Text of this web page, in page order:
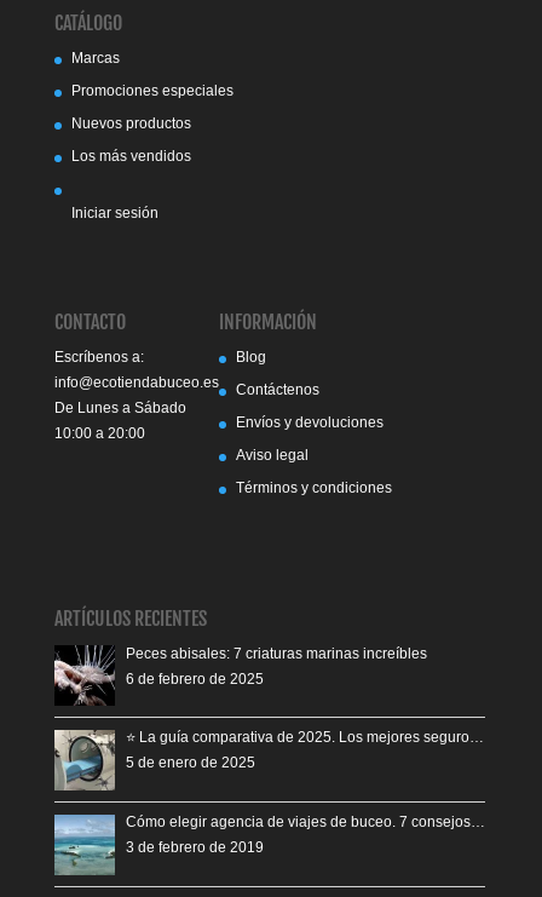
CATÁLOGO
Marcas
Promociones especiales
Nuevos productos
Los más vendidos
Iniciar sesión
CONTACTO
Escríbenos a:
info@ecotiendabuceo.es
De Lunes a Sábado
10:00 a 20:00
INFORMACIÓN
Blog
Contáctenos
Envíos y devoluciones
Aviso legal
Términos y condiciones
ARTÍCULOS RECIENTES
Peces abisales: 7 criaturas marinas increíbles
6 de febrero de 2025
⭐️ La guía comparativa de 2025. Los mejores seguro…
5 de enero de 2025
Cómo elegir agencia de viajes de buceo. 7 consejos…
3 de febrero de 2019